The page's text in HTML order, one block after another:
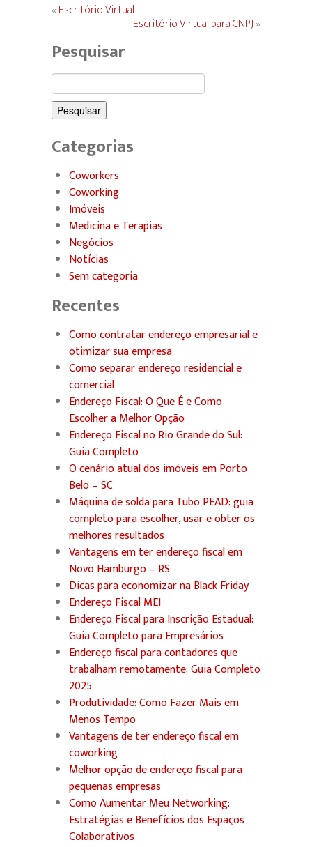
«Escritório Virtual
Escritório Virtual para CNPJ»
Pesquisar
Pesquisar
por:
Categorias
Coworkers
Coworking
Imóveis
Medicina e Terapias
Negócios
Notícias
Sem categoria
Recentes
Como contratar endereço empresarial e
otimizar sua empresa
Como separar endereço residencial e
comercial
Endereço Fiscal: O Que É e Como
Escolher a Melhor Opção
Endereço Fiscal no Rio Grande do Sul:
Guia Completo
O cenário atual dos imóveis em Porto
Belo – SC
Máquina de solda para Tubo PEAD: guia
completo para escolher, usar e obter os
melhores resultados
Vantagens em ter endereço fiscal em
Novo Hamburgo – RS
Dicas para economizar na Black Friday
Endereço Fiscal MEI
Endereço Fiscal para Inscrição Estadual:
Guia Completo para Empresários
Endereço fiscal para contadores que
trabalham remotamente: Guia Completo
2025
Produtividade: Como Fazer Mais em
Menos Tempo
Vantagens de ter endereço fiscal em
coworking
Melhor opção de endereço fiscal para
pequenas empresas
Como Aumentar Meu Networking:
Estratégias e Benefícios dos Espaços
Colaborativos